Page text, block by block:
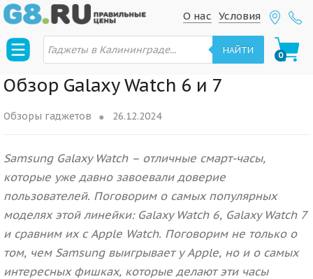
S
k
p
t
n
g
a
t
o
n
S
k
p
t
c
t
e
n
t
Условия
О нас
П
о
с
т
о
а
р
НАЙТИ 0
Обзор Galaxy Watch 6 и 7
Обзоры гаджетов 26.12.2024
Samsung Galaxy Watch – отличные смарт-часы,
которые уже давно завоевали доверие
пользователей. Поговорим о самых популярных
моделях этой линейки: Galaxy Watch 6, Galaxy Watch 7
и сравним их с Apple Watch. Поговорим не только о
том, чем Samsung выигрывает у Apple, но и о самых
интересных фишках, которые делают эти часы